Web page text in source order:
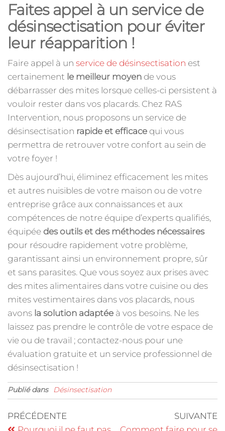
Faites appel à un service de
désinsectisation pour éviter
leur réapparition !
Faire appel à un service de désinsectisation est
certainement le meilleur moyen de vous
débarrasser des mites lorsque celles-ci persistent à
vouloir rester dans vos placards. Chez RAS
Intervention, nous proposons un service de
désinsectisation rapide et efficace qui vous
permettra de retrouver votre confort au sein de
votre foyer !
Dès aujourd’hui, éliminez efficacement les mites
et autres nuisibles de votre maison ou de votre
entreprise grâce aux connaissances et aux
compétences de notre équipe d’experts qualifiés,
équipée des outils et des méthodes nécessaires
pour résoudre rapidement votre problème,
garantissant ainsi un environnement propre, sûr
et sans parasites. Que vous soyez aux prises avec
des mites alimentaires dans votre cuisine ou des
mites vestimentaires dans vos placards, nous
avons la solution adaptée à vos besoins. Ne les
laissez pas prendre le contrôle de votre espace de
vie ou de travail ; contactez-nous pour une
évaluation gratuite et un service professionnel de
désinsectisation !
Publié dans Désinsectisation
PRÉCÉDENTE
SUIVANTE